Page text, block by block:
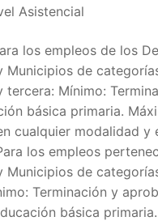
Asistencial
los empleos de los
Municipios de
tercera: Mínimo:
básica primaria.
cualquier modalidad y
los empleos
Municipios de
Terminación y
básica